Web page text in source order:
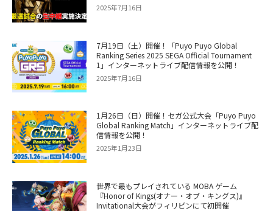
2025年7月16日
7月19日（土）開催！「Puyo Puyo Global
Ranking Series 2025 SEGA Official Tournament
1」インターネットライブ配信情報を公開！
2025年7月16日
1月26日（日）開催！セガ公式大会「Puyo Puyo
Global Ranking Match」インターネットライブ配
信情報を公開！
2025年1月23日
世界で最もプレイされている MOBA ゲーム
『Honor of Kings(オナー・オブ・キングス)』
Invitational大会がフィリピンにて初開催